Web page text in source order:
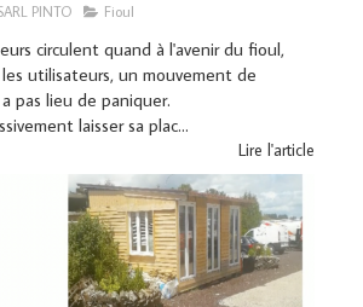
PINTO Fioul
circulent quand à l'avenir du fioul,
utilisateurs, un mouvement de
pas lieu de paniquer.
laisser sa plac...
Lire l'article